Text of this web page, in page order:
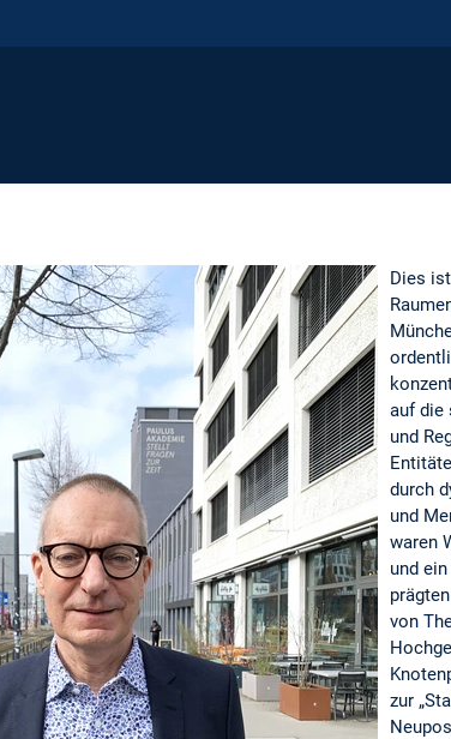
Dies
auf die
und
durch
und
waren
und
von
zur